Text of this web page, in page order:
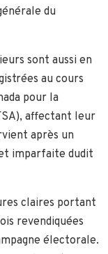
du
sont aussi en
au cours
pour la
affectant leur
après un
imparfaite dudit
claires portant
revendiquées
électorale.